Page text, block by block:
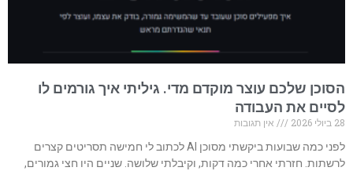
הסוכן שלכם עוצר מוקדם מדי. גיליתי איך גורמים לו
לסיים את העבודה
28 ביולי 2026
אין תגובות
לפני כמה שבועות ביקשתי מסוכן AI לכתוב לי חמישה תסריטים קצרים
לרשתות. חזרתי אחרי כמה דקות, וקיבלתי שלושה. שניים היו חצי גמורים,